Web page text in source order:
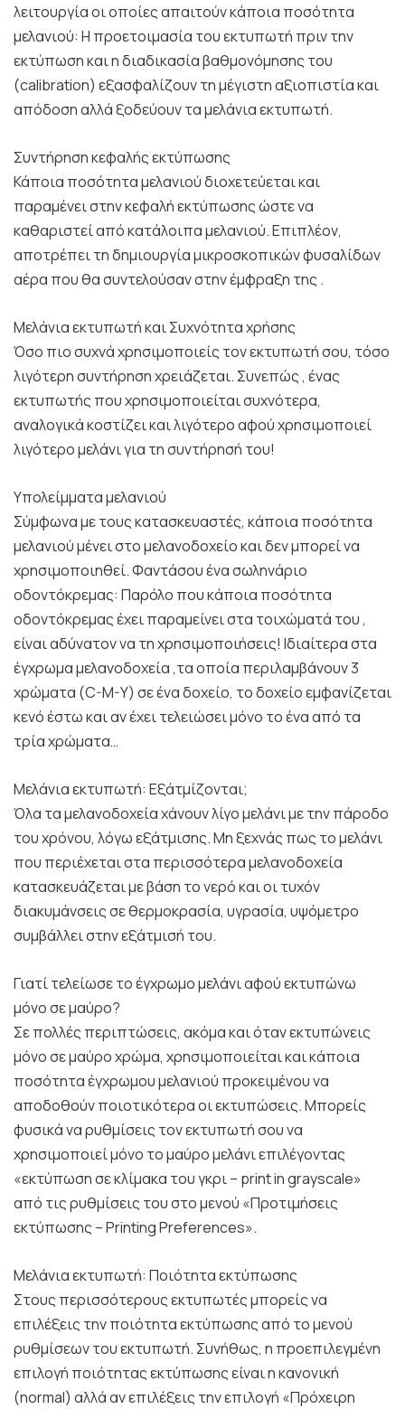
λειτουργία οι οποίες απαιτούν κάποια ποσότητα
μελανιού: Η προετοιμασία του εκτυπωτή πριν την
εκτύπωση και η διαδικασία βαθμονόμησης του
(calibration) εξασφαλίζουν τη μέγιστη αξιοπιστία και
απόδοση αλλά ξοδεύουν τα μελάνια εκτυπωτή.
Συντήρηση κεφαλής εκτύπωσης
Κάποια ποσότητα μελανιού διοχετεύεται και
παραμένει στην κεφαλή εκτύπωσης ώστε να
καθαριστεί από κατάλοιπα μελανιού. Επιπλέον,
αποτρέπει τη δημιουργία μικροσκοπικών φυσαλίδων
αέρα που θα συντελούσαν στην έμφραξη της .
Μελάνια εκτυπωτή και Συχνότητα χρήσης
Όσο πιο συχνά χρησιμοποιείς τον εκτυπωτή σου, τόσο
λιγότερη συντήρηση χρειάζεται. Συνεπώς , ένας
εκτυπωτής που χρησιμοποιείται συχνότερα,
αναλογικά κοστίζει και λιγότερο αφού χρησιμοποιεί
λιγότερο μελάνι για τη συντήρησή του!
Υπολείμματα μελανιού
Σύμφωνα με τους κατασκευαστές, κάποια ποσότητα
μελανιού μένει στο μελανοδοχείο και δεν μπορεί να
χρησιμοποιηθεί. Φαντάσου ένα σωληνάριο
οδοντόκρεμας: Παρόλο που κάποια ποσότητα
οδοντόκρεμας έχει παραμείνει στα τοιχώματά του ,
είναι αδύνατον να τη χρησιμοποιήσεις! Ιδιαίτερα στα
έγχρωμα μελανοδοχεία ,τα οποία περιλαμβάνουν 3
χρώματα (C-M-Y) σε ένα δοχείο, το δοχείο εμφανίζεται
κενό έστω και αν έχει τελειώσει μόνο το ένα από τα
τρία χρώματα…
Μελάνια εκτυπωτή: Εξάτμίζονται;
Όλα τα μελανοδοχεία χάνουν λίγο μελάνι με την πάροδο
του χρόνου, λόγω εξάτμισης. Μη ξεχνάς πως το μελάνι
που περιέχεται στα περισσότερα μελανοδοχεία
κατασκευάζεται με βάση το νερό και οι τυχόν
διακυμάνσεις σε θερμοκρασία, υγρασία, υψόμετρο
συμβάλλει στην εξάτμισή του.
Γιατί τελείωσε το έγχρωμο μελάνι αφού εκτυπώνω
μόνο σε μαύρο?
Σε πολλές περιπτώσεις, ακόμα και όταν εκτυπώνεις
μόνο σε μαύρο χρώμα, χρησιμοποιείται και κάποια
ποσότητα έγχρωμου μελανιού προκειμένου να
αποδοθούν ποιοτικότερα οι εκτυπώσεις. Μπορείς
φυσικά να ρυθμίσεις τον εκτυπωτή σου να
χρησιμοποιεί μόνο το μαύρο μελάνι επιλέγοντας
«εκτύπωση σε κλίμακα του γκρι – print in grayscale»
από τις ρυθμίσεις του στο μενού «Προτιμήσεις
εκτύπωσης – Printing Preferences».
Μελάνια εκτυπωτή: Ποιότητα εκτύπωσης
Στους περισσότερους εκτυπωτές μπορείς να
επιλέξεις την ποιότητα εκτύπωσης από το μενού
ρυθμίσεων του εκτυπωτή. Συνήθως, η προεπιλεγμένη
επιλογή ποιότητας εκτύπωσης είναι η κανονική
(normal) αλλά αν επιλέξεις την επιλογή «Πρόχειρη